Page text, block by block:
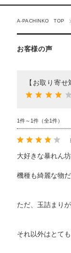
A-PACHINKO TOP
お客様の声
【お取り寄
1件～1件（全1件）
大好きな暴れん
機種も綺麗な物
ただ、玉詰まり
それ以外はとて